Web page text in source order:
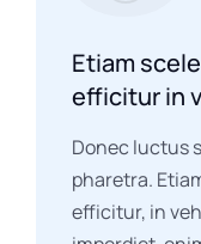
Etiam
efficitur in
Donec luctus
pharetra.
efficitur, in